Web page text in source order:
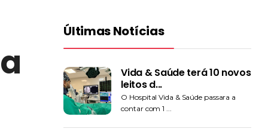
Últimas Notícias
Vida & Saúde terá 10 novos
leitos d...
O Hospital Vida & Saúde passara a
contar com 1 ...